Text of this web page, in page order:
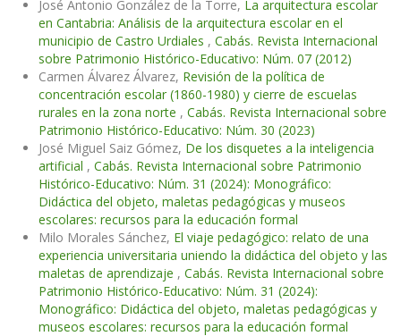
José Antonio González de la Torre, La arquitectura escolar
en Cantabria: Análisis de la arquitectura escolar en el
municipio de Castro Urdiales , Cabás. Revista Internacional
sobre Patrimonio Histórico-Educativo: Núm. 07 (2012)
Carmen Álvarez Álvarez, Revisión de la política de
concentración escolar (1860-1980) y cierre de escuelas
rurales en la zona norte , Cabás. Revista Internacional sobre
Patrimonio Histórico-Educativo: Núm. 30 (2023)
José Miguel Saiz Gómez, De los disquetes a la inteligencia
artificial , Cabás. Revista Internacional sobre Patrimonio
Histórico-Educativo: Núm. 31 (2024): Monográfico:
Didáctica del objeto, maletas pedagógicas y museos
escolares: recursos para la educación formal
Milo Morales Sánchez, El viaje pedagógico: relato de una
experiencia universitaria uniendo la didáctica del objeto y las
maletas de aprendizaje , Cabás. Revista Internacional sobre
Patrimonio Histórico-Educativo: Núm. 31 (2024):
Monográfico: Didáctica del objeto, maletas pedagógicas y
museos escolares: recursos para la educación formal